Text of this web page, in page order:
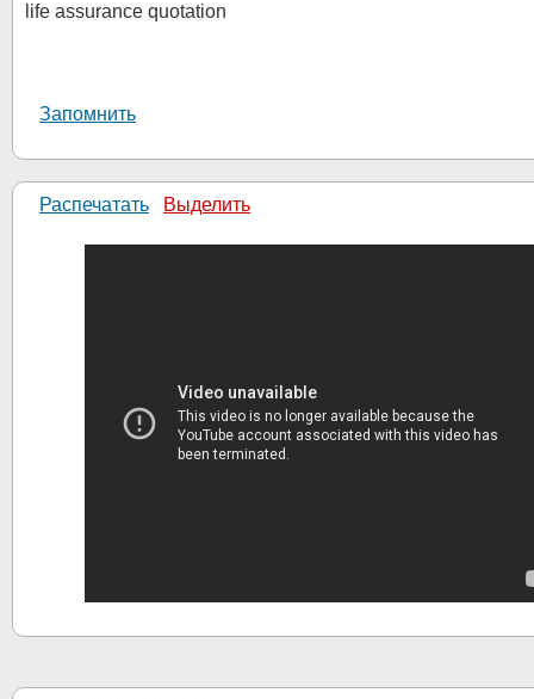
life assurance quotation
Запомнить
Распечатать Выделить